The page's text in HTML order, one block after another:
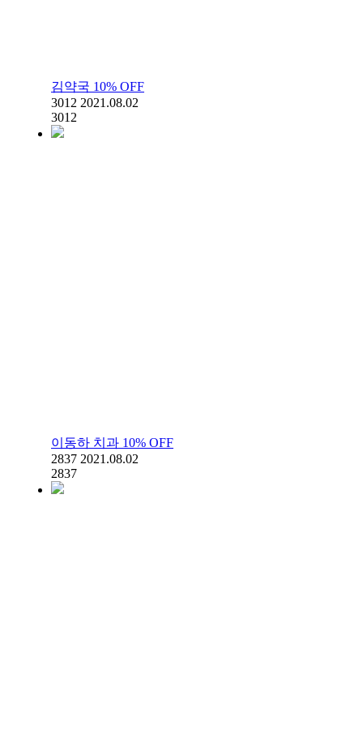
김약국 10% OFF
3012 2021.08.02
3012
이동하 치과 10% OFF
2837 2021.08.02
2837